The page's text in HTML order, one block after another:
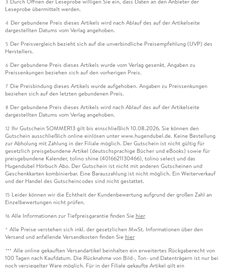
3
Leseprobe übermittelt werden.
4 Der gebundene Preis dieses Artikels wird nach Ablauf des auf der Artikelseite
dargestellten Datums vom Verlag angehoben.
5 Der Preisvergleich bezieht sich auf die unverbindliche Preisempfehlung (UVP) des
Herstellers.
6 Der gebundene Preis dieses Artikels wurde vom Verlag gesenkt. Angaben zu
Preissenkungen beziehen sich auf den vorherigen Preis.
7 Die Preisbindung dieses Artikels wurde aufgehoben. Angaben zu Preissenkungen
beziehen sich auf den letzten gebundenen Preis.
8 Der gebundene Preis dieses Artikels wird nach Ablauf des auf der Artikelseite
dargestellten Datums vom Verlag angehoben.
12 Ihr Gutschein SOMMER13 gilt bis einschließlich 10.08.2026. Sie können den
Gutschein ausschließlich online einlösen unter www.hugendubel.de. Keine Bestellung
zur Abholung mit Zahlung in der Filiale möglich. Der Gutschein ist nicht gültig für
gesetzlich preisgebundene Artikel (deutschsprachige Bücher und eBooks) sowie für
preisgebundene Kalender, tolino shine (4016621130466), tolino select und das
Hugendubel Hörbuch Abo. Der Gutschein ist nicht mit anderen Gutscheinen und
Geschenkkarten kombinierbar. Eine Barauszahlung ist nicht möglich. Ein Weiterverkauf
und der Handel des Gutscheincodes sind nicht gestattet.
15 Leider können wir die Echtheit der Kundenbewertung aufgrund der großen Zahl an
Einzelbewertungen nicht prüfen.
16 Alle Informationen zur Tiefpreisgarantie finden Sie hier
* Alle Preise verstehen sich inkl. der gesetzlichen MwSt. Informationen über den
Versand und anfallende Versandkosten finden Sie hier
*** Alle online gekauften Versandartikel beinhalten ein erweitertes Rückgaberecht von
100 Tagen nach Kaufdatum. Die Rücknahme von Bild-, Ton- und Datenträgern ist nur bei
noch versiegelter Ware möglich. Für in der Filiale gekaufte Artikel gilt ein